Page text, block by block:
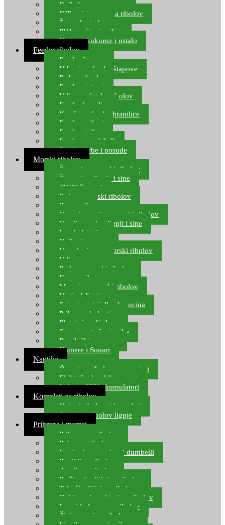
Boile lovne
DIP-ovi i arome za ribolov
Šaranske torbe
PVA vrećice i pribor
Umjetni kukuruz i ostalo
Feeder ribolov
Feeder štapovi
Vrhovi za feeder štapove
Role za feeder
Feeder sistemi
Udice za feeder ribolov
Feeder hranilice
Kopče za feeder hranilice
Feeder najloni
Feeder stolice
Feeder arm držači
Feeder torbe i posude
Morski ribolov
Štapovi za morski ribolov
Štapovi za lignje i sipe
SURF štapovi
Role za morski ribolov
Parangali
Gotovi setovi za morski ribolov
Varalice za lov lignji i sipe
Lov hobotnice
Najloni za more
Upredenice za morski ribolov
Udice za more
Perle za morski ribolov
Brum prihrana za more
Mamci za morski ribolov
Vertical Jigging
Spinning strijelke, brancina
Pribor za bolentino
Plutajuća odijela
Sonari za traženje ribe
Ronilački program
Kamere i Sonari
Nautika
Čamci za ribolov, gumenjaci
Električni brodski motori
Lithium ION akumulatori
Kompleti za ribolov
Gotovi ribolovni kompleti
Setovi za ribolov lignje
Prihrana i mamci
Prihrana za ribolov
Pelete za ribolov
Feeder lovne pelete i dumbelli
Partikli za ribolov
Zemlja za ribolov
Praškasti aditivi za ribolov
Tekući aditivi za ribolov
Gel i sprej atraktori za ribolov
Lovni kukuruz za ribolov
Živi mamci za ribolov